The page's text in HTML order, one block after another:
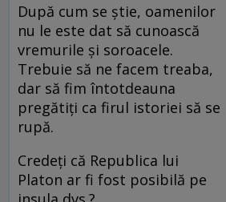
După cum se știe, oamenilor
nu le este dat să cunoască
vremurile și soroacele.
Trebuie să ne facem treaba,
dar să fim întotdeauna
pregătiți ca firul istoriei să se
rupă.
Credeți că Republica lui
Platon ar fi fost posibilă pe